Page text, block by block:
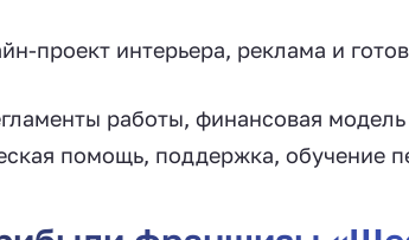
проект интерьера, реклама и
работы, финансовая модель
помощь, поддержка, обучение